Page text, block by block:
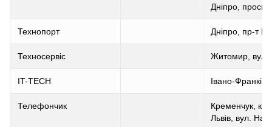
Дніпро, просп.
Технопорт Дніпро, пр-т
Техносервіс Житомир, вул.
IT-TECH Івано-
Телефончик
Кременчук,
Львів, вул.